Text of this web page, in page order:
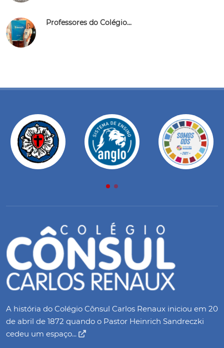
Professores do Colégio...
A história do Colégio Cônsul Carlos Renaux iniciou em 20
de abril de 1872 quando o Pastor Heinrich Sandreczki
cedeu um espaço...